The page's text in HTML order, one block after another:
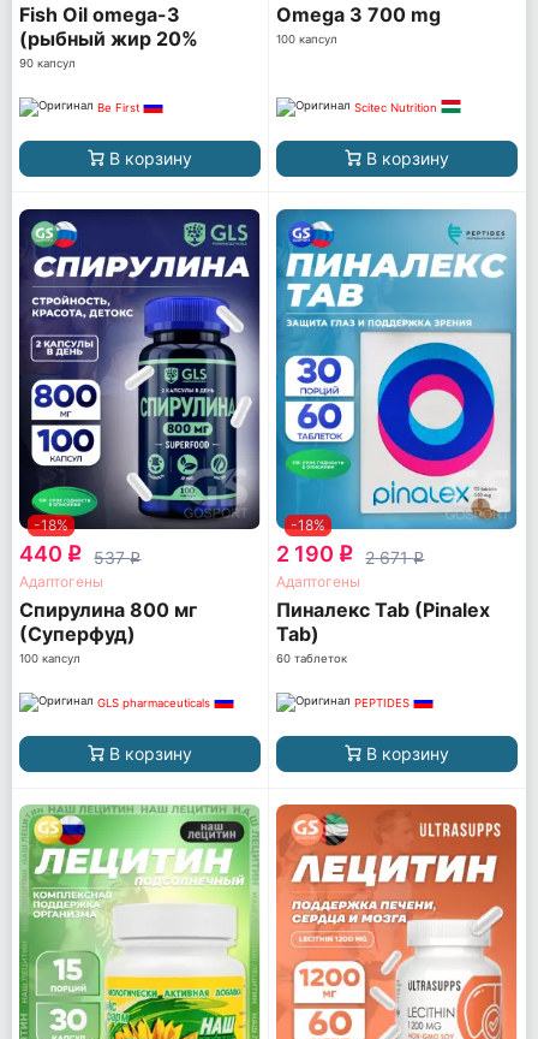
Fish Oil omega-3
(рыбный жир 20%
ПНЖК)
90 капсул
Be First
В корзину
Omega 3 700 mg
100 капсул
Scitec Nutrition
В корзину
-18%
440 q 537q
Адаптогены
Спирулина 800 мг
(Суперфуд)
100 капсул
GLS pharmaceuticals
В корзину
-18%
2 190 q 2 671q
Адаптогены
Пиналекс Tab (Pinalex
Tab)
60 таблеток
PEPTIDES
В корзину